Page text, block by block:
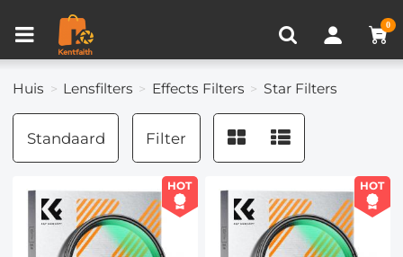
0
Huis Lensfilters Effects Filters Star Filters
Standaard Filter
HOT HOT